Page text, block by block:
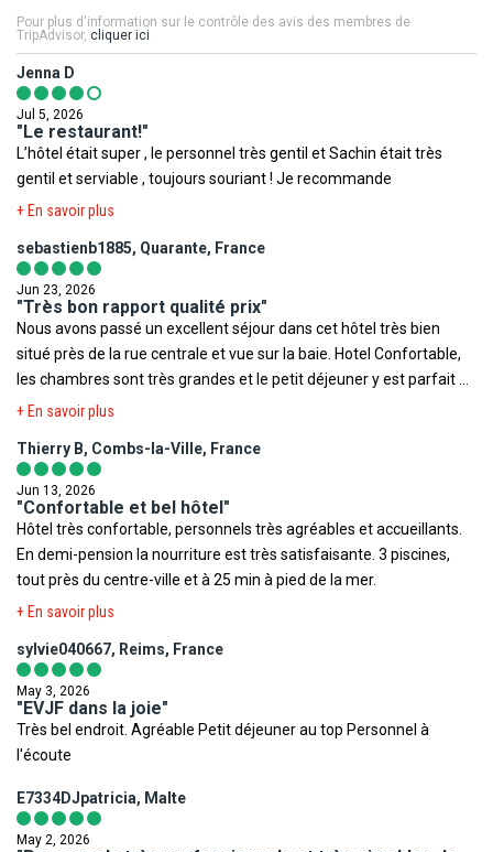
Ministère de la Santé,Institut de veille sanitaire,Méteo France
Voyage,
pour la sortie du territoire
Toutefois il est rappelé qu'aucune région du monde ni aucun pays
ne peuvent être considérés comme étant à l'abri du risque
terroriste.
Pour plus d'information sur le contrôle des avis des membres de
TripAdvisor, cliquer ici
Jenna D
Jul 5, 2026
"Le restaurant!"
L’hôtel était super , le personnel très gentil et Sachin était très
gentil et serviable , toujours souriant ! Je recommande
+ En savoir plus
sebastienb1885, Quarante, France
Jun 23, 2026
"Très bon rapport qualité prix"
Nous avons passé un excellent séjour dans cet hôtel très bien
situé près de la rue centrale et vue sur la baie. Hotel Confortable,
les chambres sont très grandes et le petit déjeuner y est parfait et
garni. Seul la salle de fitness était décevante car il y avait trop de
en sous sol mais il faut prévoir un supplément.
+ En savoir plus
Thierry B, Combs-la-Ville, France
Jun 13, 2026
"Confortable et bel hôtel"
Hôtel très confortable, personnels très agréables et accueillants.
En demi-pension la nourriture est très satisfaisante. 3 piscines,
tout près du centre-ville et à 25 min à pied de la mer.
+ En savoir plus
sylvie040667, Reims, France
May 3, 2026
"EVJF dans la joie"
Très bel endroit. Agréable Petit déjeuner au top Personnel à
l'écoute
E7334DJpatricia, Malte
May 2, 2026